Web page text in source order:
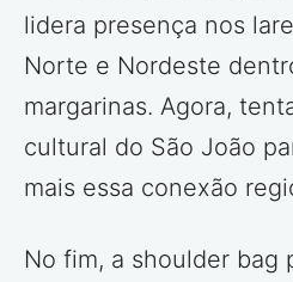
lidera presença nos
Norte e Nordeste
margarinas. Agora,
cultural do São João
mais essa conexão
No fim, a shoulder bag